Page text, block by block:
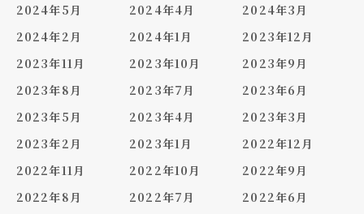
2024年5月
2024年4月
2024年3月
2024年2月
2024年1月
2023年12月
2023年11月
2023年10月
2023年9月
2023年8月
2023年7月
2023年6月
2023年5月
2023年4月
2023年3月
2023年2月
2023年1月
2022年12月
2022年11月
2022年10月
2022年9月
2022年8月
2022年7月
2022年6月